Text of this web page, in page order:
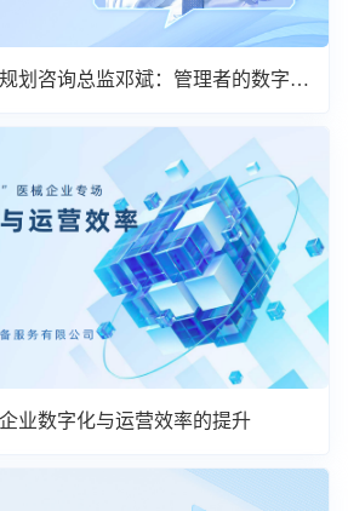
划咨询总监邓斌：管理者的数字化
业数字化与运营效率的提升